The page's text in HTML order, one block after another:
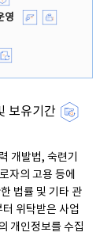
영
보유기간
개발법, 숙련기
자의 고용 등에
법률 및 기타 관
위탁받은 사업
개인정보를 수집